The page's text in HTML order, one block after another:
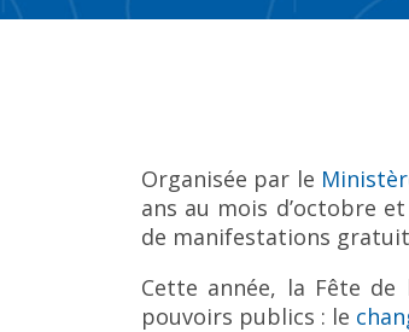
Organisée par le
ans au mois d’octobre
de manifestations
Cette année, la Fête
pouvoirs publics : le